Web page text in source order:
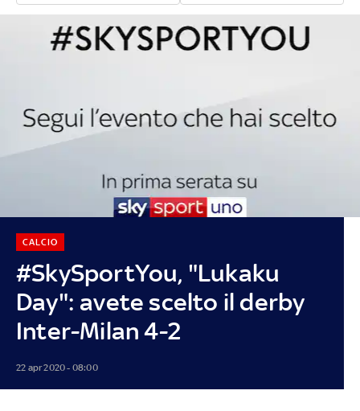
#SkySportYou, "Lukaku
Day": avete scelto il derby
Inter-Milan 4-2
CALCIO
22 apr 2020 - 08:00